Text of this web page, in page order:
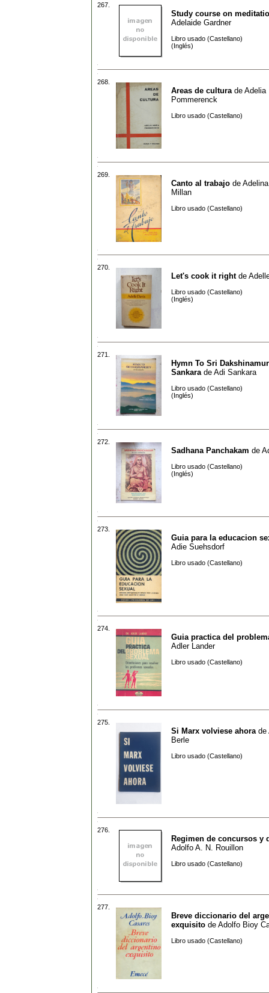
267.
Study course on
Adelaide Gardner
Libro usado (Castellano)
(Inglés)
268.
Areas de cultura de Adelia
Pommerenck
Libro usado (Castellano)
269.
Canto al trabajo de
Millan
Libro usado (Castellano)
270.
Let's cook it rightde
Libro usado (Castellano)
(Inglés)
271.
Hymn To Sri
Sankara de Adi Sankara
Libro usado (Castellano)
(Inglés)
272.
Sadhana Panchakam de
Libro usado (Castellano)
(Inglés)
273.
Guia para la educacion
Adie Suehsdorf
Libro usado (Castellano)
274.
Guia practica del
Adler Lander
Libro usado (Castellano)
275.
Si Marx volviese ahora de
Berle
Libro usado (Castellano)
276.
Regimen de concursos y
Adolfo A. N. Rouillon
Libro usado (Castellano)
277.
Breve diccionario del
exquisito de Adolfo Bioy
Libro usado (Castellano)